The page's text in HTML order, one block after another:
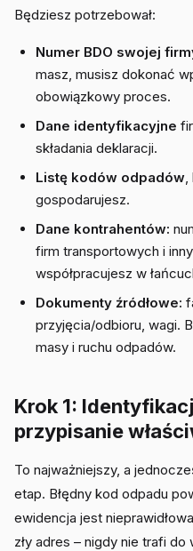
Będziesz potrzebował:
Numer BDO swojej
masz, musisz dokonać
obowiązkowy proces.
Dane identyfikacyjne
składania deklaracji.
Listę kodów odpadów,
gospodarujesz.
Dane kontrahentów:
firm transportowych i
współpracujesz w
Dokumenty źródłowe:
przyjęcia/odbioru, wagi.
masy i ruchu odpadów.
Krok 1:
przypisanie
To najważniejszy, a
etap. Błędny kod odpadu
ewidencja jest
zły adres – nigdy nie trafi